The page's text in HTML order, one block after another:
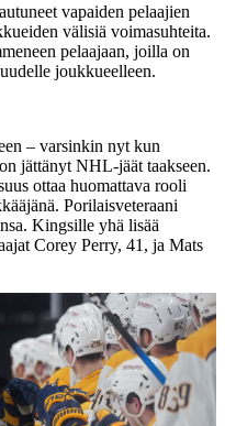
vapaiden pelaajien
välisiä voimasuhteita.
pelaajaan, joilla on
joukkueelleen.
– varsinkin nyt kun
jättänyt NHL-jäät taakseen.
ottaa huomattava rooli
Porilaisveteraani
Kingsille yhä lisää
Corey Perry, 41, ja Mats